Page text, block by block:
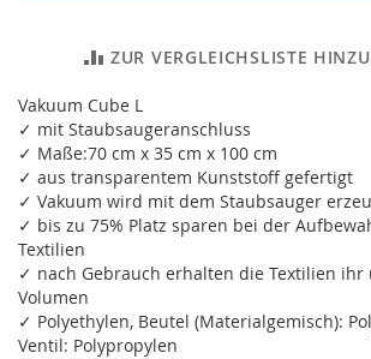
ZUR VERGLEICHSLISTE
Vakuum Cube L
✓ mit Staubsaugeranschluss
✓ Maße:70 cm x 35 cm x 100 cm
✓ aus transparentem Kunststoff gefertigt
✓ Vakuum wird mit dem Staubsauger
✓ bis zu 75% Platz sparen bei der
Textilien
✓ nach Gebrauch erhalten die Textilien ihr
Volumen
✓ Polyethylen, Beutel (Materialgemisch):
Ventil: Polypropylen